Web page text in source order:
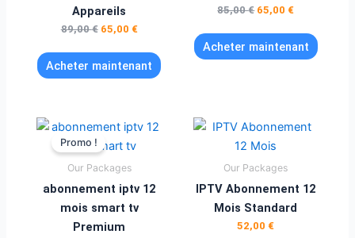
Appareils
89,00€ 65,00 €
Acheter maintenant
85,00€ 65,00 €
Acheter maintenant
Promo !
Our Packages
abonnement iptv 12
mois smart tv
Premium
Le
initial
était :
75,99 €.
Le
Our Packages
IPTV Abonnement 12
Mois Standard
52,00 €